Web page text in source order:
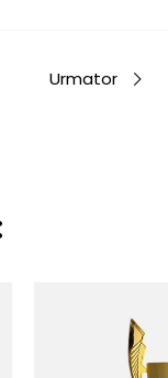
Urmator